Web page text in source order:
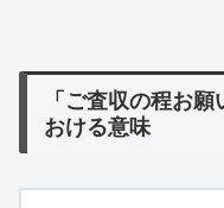
「ご査収の程お
おける意味